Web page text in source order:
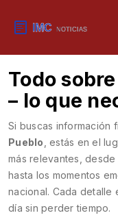
Todo
– lo que
Si buscas información
Pueblo , estás en el
más relevantes,
hasta los momentos
nacional. Cada detalle
día sin perder tiempo.